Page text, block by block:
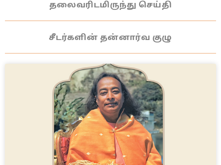
தலைவரிடமிருந்து செய்தி
சீடர்களின் தன்னார்வ குழு